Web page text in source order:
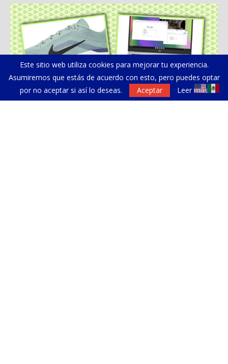
Este sitio web utiliza cookies para mejorar tu experiencia.
Asumiremos que estás de acuerdo con esto, pero puedes optar
por no aceptar si así lo deseas.
Aceptar Leer más